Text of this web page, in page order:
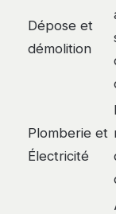
Dépose et
démolition
Plomberie et
Électricité